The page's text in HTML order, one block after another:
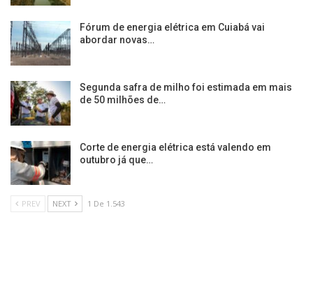
Fórum de energia elétrica em Cuiabá vai
abordar novas…
Segunda safra de milho foi estimada em mais
de 50 milhões de…
Corte de energia elétrica está valendo em
outubro já que…
PREV NEXT 1 De 1.543